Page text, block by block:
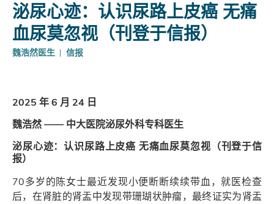
泌尿心迹：认识尿路上皮癌 无痛
血尿莫忽视（刊登于信报）
魏浩然医生 信报
2025 年 6 月 24 日
魏浩然 ―― 中大医院泌尿外科专科医生
泌尿心迹：认识尿路上皮癌 无痛血尿莫忽视（刊登于信
报）
70多岁的陈女士最近发现小便断断续续带血，就医检查
后，在肾脏的肾盂中发现带珊瑚状肿瘤，最终证实为肾盂